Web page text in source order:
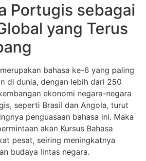
Portugis sebagai
yang Terus
bahasa ke-6 yang paling
di dunia, dengan lebih dari 250
ekonomi negara-negara
seperti Brasil dan Angola, turut
penguasaan bahasa ini. Maka
akan Kursus Bahasa
pesat, seiring meningkatnya
budaya lintas negara.